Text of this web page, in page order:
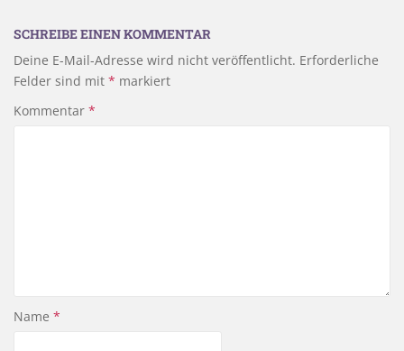
SCHREIBE EINEN KOMMENTAR
Deine E-Mail-Adresse wird nicht veröffentlicht. Erforderliche
Felder sind mit * markiert
Kommentar *
Name *